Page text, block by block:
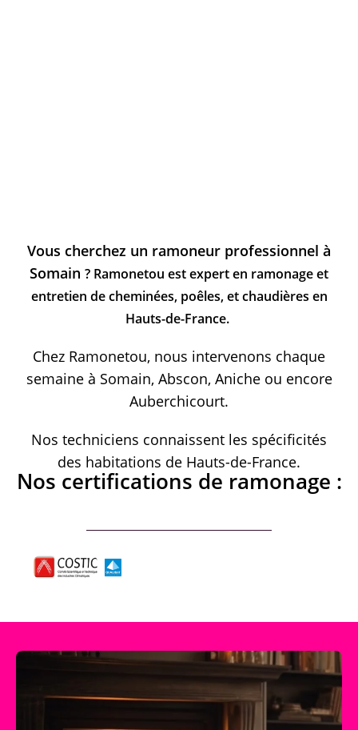
Vous cherchez un ramoneur professionnel à
Somain ? Ramonetou est expert en ramonage et
entretien de cheminées, poêles, et chaudières en
Hauts-de-France.
Chez Ramonetou, nous intervenons chaque
semaine à Somain, Abscon, Aniche ou encore
Auberchicourt.
Nos techniciens connaissent les spécificités
des habitations de Hauts-de-France.
Nos certifications de ramonage :